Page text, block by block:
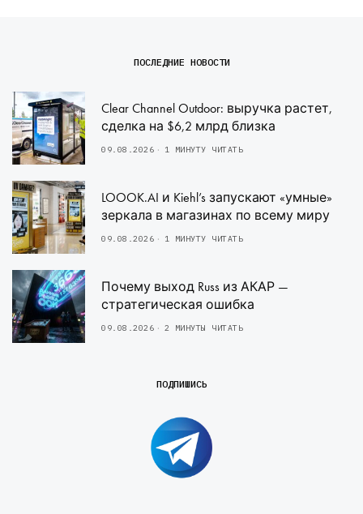
ПОСЛЕДНИЕ НОВОСТИ
Clear Channel Outdoor: выручка растет,
сделка на $6,2 млрд близка
09.08.2026 1 МИНУТУ ЧИТАТЬ
LOOOK.AI и Kiehl’s запускают «умные»
зеркала в магазинах по всему миру
09.08.2026 1 МИНУТУ ЧИТАТЬ
Почему выход Russ из АКАР —
стратегическая ошибка
09.08.2026 2 МИНУТЫ ЧИТАТЬ
ПОДПИШИСЬ